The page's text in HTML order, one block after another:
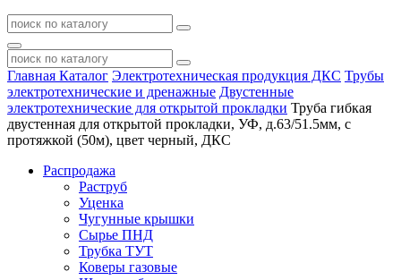
Главная Каталог Электротехническая продукция ДКС Трубы
электротехнические и дренажные Двустенные
электротехнические для открытой прокладки Труба гибкая
двустенная для открытой прокладки, УФ, д.63/51.5мм, с
протяжкой (50м), цвет черный, ДКС
Распродажа
Раструб
Уценка
Чугунные крышки
Сырье ПНД
Трубка ТУТ
Коверы газовые